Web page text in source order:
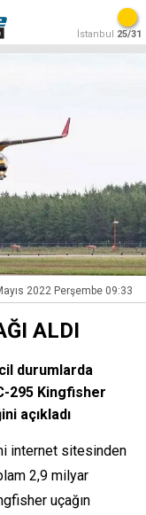
İstanbul 25/31
2022 Perşembe 09:33
ALDI
durumlarda
295 Kingfisher
açıkladı
internet sitesinden
2,9 milyar
uçağın